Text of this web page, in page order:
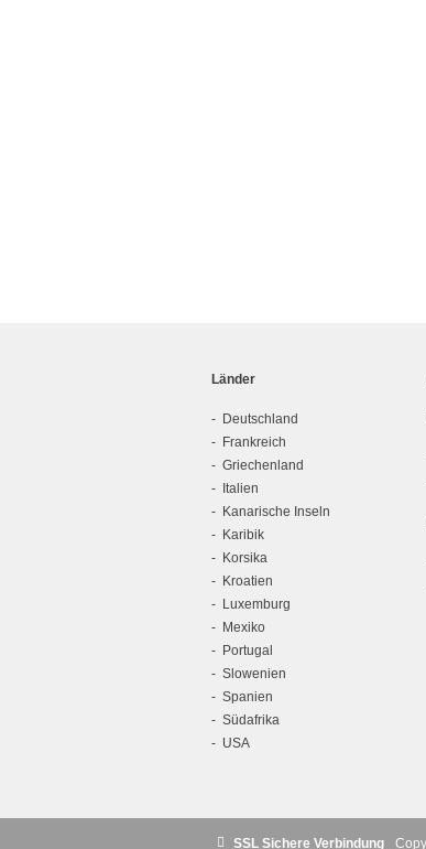
Länder
Deutschland
Frankreich
Griechenland
Italien
Kanarische Inseln
Karibik
Korsika
Kroatien
Luxemburg
Mexiko
Portugal
Slowenien
Spanien
Südafrika
USA
SSL Sichere Verbindung